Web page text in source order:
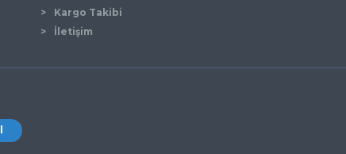
Kargo Takibi
İletişim